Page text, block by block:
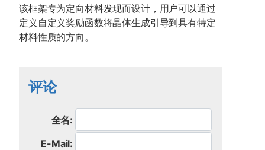
该框架专为定向材料发现而设计，用户可以通过
定义自定义奖励函数将晶体生成引导到具有特定
材料性质的方向。
评论
全名:
E-Mail: